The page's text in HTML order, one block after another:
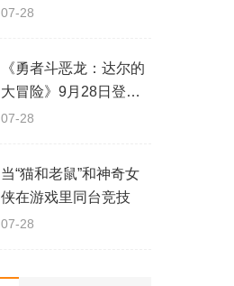
今日全平台上线
07-28
《勇者斗恶龙：达尔的
大冒险》9月28日登陆
苹果谷歌应用商店
07-28
当“猫和老鼠”和神奇女
侠在游戏里同台竞技
07-28